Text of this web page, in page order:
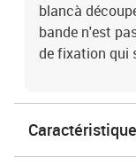
blancà
bande n'est
de fixation qui